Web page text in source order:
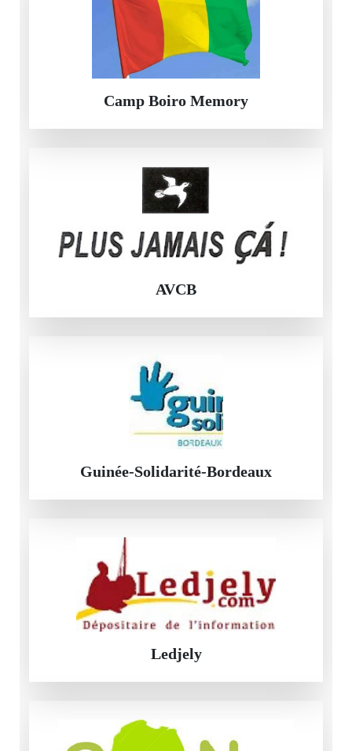
Camp Boiro Memory
AVCB
Guinée-Solidarité-Bordeaux
Ledjely